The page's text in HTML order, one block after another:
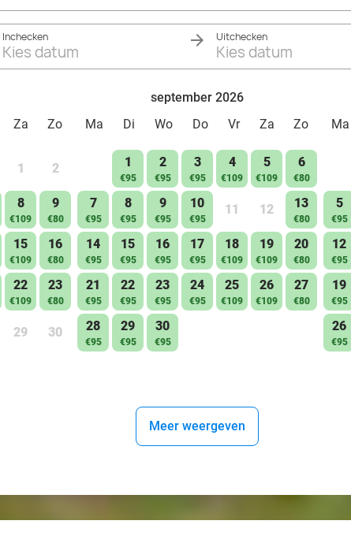
Inchecken
Kies datum
Uitchecken
Kies datum
Za Zo
1 2
8
€109
9
€80
15
€109
16
€80
22
€109
23
€80
29 30
september 2026
Ma
Di Wo Do Vr Za Zo
1
€95
2
€95
3
€95
4
€109
5
€109
6
€80
7
€95
8
€95
9
€95
10
€95
11 12 13
€80
14
€95
15
€95
16
€95
17
€95
18
€109
19
€109
20
€80
21
€95
22
€95
23
€95
24
€95
25
€109
26
€109
27
€80
28
€95
29
€95
30
€95
Ma
5
€95
12
€95
19
€95
26
€95
Meer weergeven